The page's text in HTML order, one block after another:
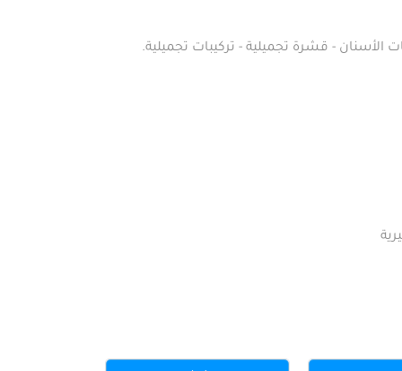
الأسنان - قشرة تجميلية - تركيبات تجميلية.